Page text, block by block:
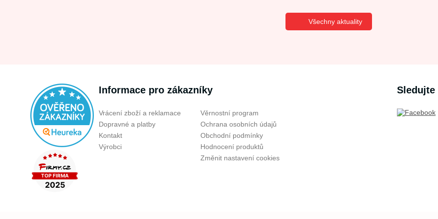
Všechny aktuality
Informace pro zákazníky
Vrácení zboží a reklamace
Dopravné a platby
Kontakt
Výrobci
Věrnostní program
Ochrana osobních údajů
Obchodní podmínky
Hodnocení produktů
Změnit nastavení cookies
Sledujte